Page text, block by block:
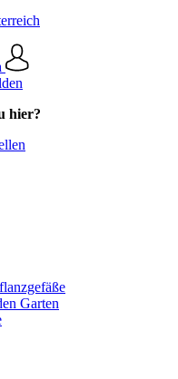
hier?
Garten